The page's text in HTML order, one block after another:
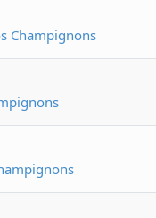
Champignons